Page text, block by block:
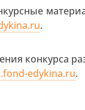
.
конкурса
edykina.ru.